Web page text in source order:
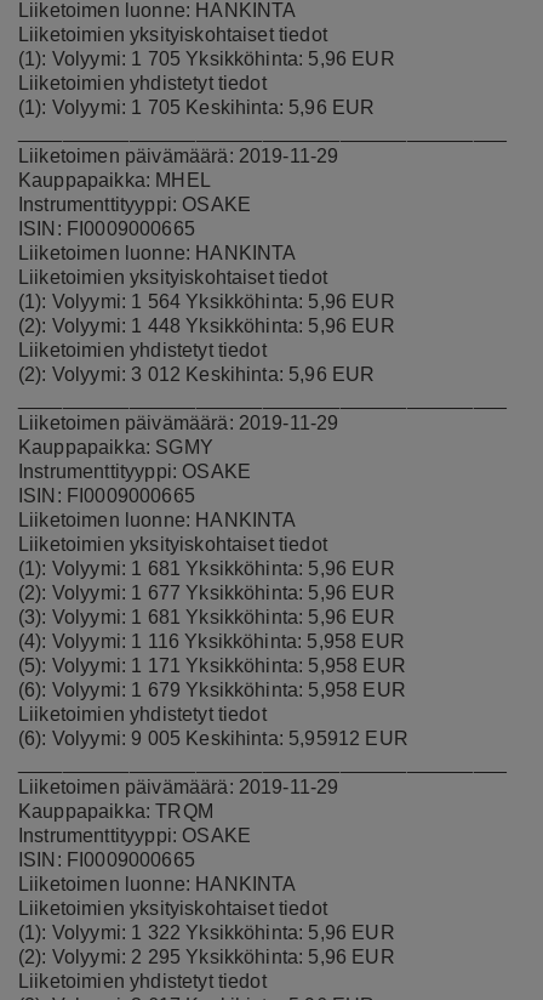
Liiketoimen luonne: HANKINTA
Liiketoimien yksityiskohtaiset tiedot
(1): Volyymi: 1 705 Yksikköhinta: 5,96 EUR
Liiketoimien yhdistetyt tiedot
(1): Volyymi: 1 705 Keskihinta: 5,96 EUR
Liiketoimen päivämäärä: 2019-11-29
Kauppapaikka: MHEL
Instrumenttityyppi: OSAKE
ISIN: FI0009000665
Liiketoimen luonne: HANKINTA
Liiketoimien yksityiskohtaiset tiedot
(1): Volyymi: 1 564 Yksikköhinta: 5,96 EUR
(2): Volyymi: 1 448 Yksikköhinta: 5,96 EUR
Liiketoimien yhdistetyt tiedot
(2): Volyymi: 3 012 Keskihinta: 5,96 EUR
Liiketoimen päivämäärä: 2019-11-29
Kauppapaikka: SGMY
Instrumenttityyppi: OSAKE
ISIN: FI0009000665
Liiketoimen luonne: HANKINTA
Liiketoimien yksityiskohtaiset tiedot
(1): Volyymi: 1 681 Yksikköhinta: 5,96 EUR
(2): Volyymi: 1 677 Yksikköhinta: 5,96 EUR
(3): Volyymi: 1 681 Yksikköhinta: 5,96 EUR
(4): Volyymi: 1 116 Yksikköhinta: 5,958 EUR
(5): Volyymi: 1 171 Yksikköhinta: 5,958 EUR
(6): Volyymi: 1 679 Yksikköhinta: 5,958 EUR
Liiketoimien yhdistetyt tiedot
(6): Volyymi: 9 005 Keskihinta: 5,95912 EUR
Liiketoimen päivämäärä: 2019-11-29
Kauppapaikka: TRQM
Instrumenttityyppi: OSAKE
ISIN: FI0009000665
Liiketoimen luonne: HANKINTA
Liiketoimien yksityiskohtaiset tiedot
(1): Volyymi: 1 322 Yksikköhinta: 5,96 EUR
(2): Volyymi: 2 295 Yksikköhinta: 5,96 EUR
Liiketoimien yhdistetyt tiedot